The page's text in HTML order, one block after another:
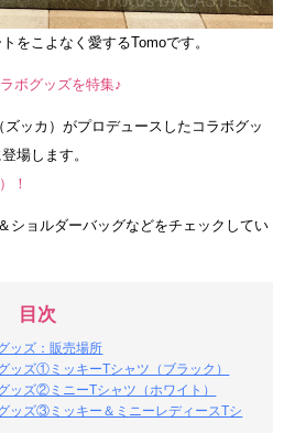
をこよなく愛するTomoです。
ボグッズを特集♪
ッカ）がプロデュースしたコラボグッ
場します。
！
ショルダーバッグなどをチェックしてい
目次
ッズ：販売場所
ッズ①ミッキーTシャツ（ブラック）
ッズ②ミニーTシャツ（ホワイト）
ッズ③ミッキー＆ミニーレディースTシ